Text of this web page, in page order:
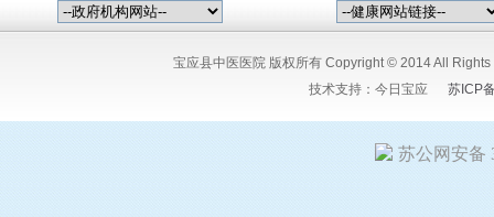
宝应县中医医院 版权所有 Copyright © 2014 All
技术支持： 今日宝应 苏ICP
苏公网安备